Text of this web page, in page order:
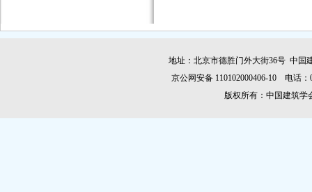
地址：北京市德胜门外大街36号 中
京公网安备 110102000406-10 电话：
版权所有：中国建筑